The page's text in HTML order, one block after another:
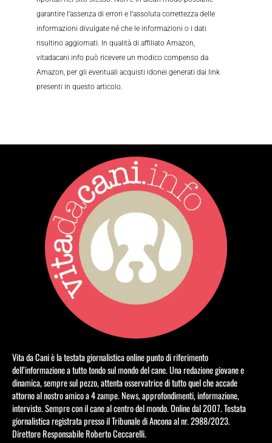
garantire l’assenza di errori e l’assoluta correttezza delle
informazioni divulgate né che le informazioni o i dati
risultino aggiornati. In qualità di affiliato Amazon,
vitadacani.info può ricevere un modico compenso da
Amazon, per gli eventuali acquisti idonei generati dai link
presenti in questo articolo.
Vita da Cani è la testata giornalistica online punto di riferimento
dell’informazione a tutto tondo sul mondo del cane. Una redazione giovane e
dinamica, sempre sul pezzo, attenta osservatrice di tutto quel che accade
attorno al nostro amico a 4 zampe. News, approfondimenti, informazione,
interviste. Sempre con il cane al centro del mondo. Online dal 2007. Testata
giornalistica registrata presso il Tribunale di Ancona al nr. 2988/2023.
Direttore Responsabile Roberto Ceccarelli.